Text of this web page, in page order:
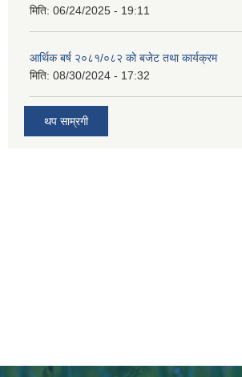
मिति: 06/24/2025 - 19:11
आर्थिक बर्ष २०८१/०८२ को बजेट तथा कार्यक्रम
मिति: 08/30/2024 - 17:32
थप साम्रगी